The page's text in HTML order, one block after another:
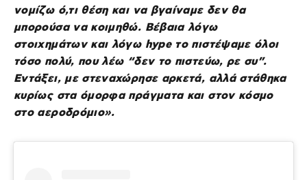
νομίζω ό,τι θέση και να βγαίναμε δεν θα
μπορούσα να κοιμηθώ. Βέβαια λόγω
στοιχημάτων και λόγω hype το πιστέψαμε όλοι
τόσο πολύ, που λέω “δεν το πιστεύω, ρε συ”.
Εντάξει, με στεναχώρησε αρκετά, αλλά στάθηκα
κυρίως στα όμορφα πράγματα και στον κόσμο
στο αεροδρόμιο».